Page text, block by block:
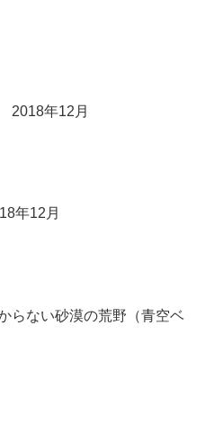
年12月
年12月
ない砂漠の荒野（青空ベ